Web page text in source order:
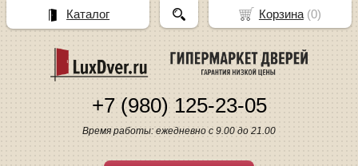
+7 (980) 125-23-05
Время работы: ежедневно с 9.00 до 21.00
Корзина(0)
Каталог